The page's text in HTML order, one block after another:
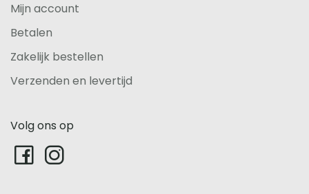
Mijn account
Betalen
Zakelijk bestellen
Verzenden en levertijd
Volg ons op